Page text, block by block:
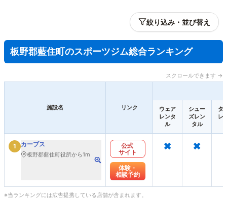
絞り込み・並び替え
板野郡藍住町のスポーツジム総合ランキング
スクロールできます →
施設名 リンク
ウェア
レンタ
ル
シュー
ズレン
タル
タ
レ
1 カーブス
板野郡藍住町役所から1m
公式
サイト
体験・
相談予約
× ×
※当ランキングには広告提携している店舗が含まれます。